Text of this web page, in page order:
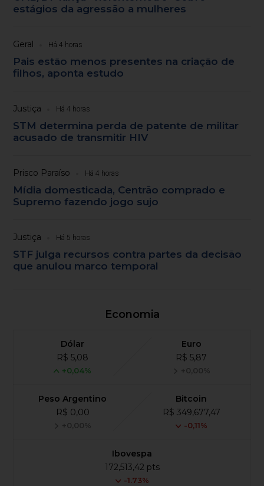
estágios da agressão a mulheres
Geral Há 4 horas
Pais estão menos presentes na criação de
filhos, aponta estudo
Justiça Há 4 horas
STM determina perda de patente de militar
acusado de transmitir HIV
Prisco Paraíso Há 4 horas
Mídia domesticada, Centrão comprado e
Supremo fazendo jogo sujo
Justiça Há 5 horas
STF julga recursos contra partes da decisão
que anulou marco temporal
Economia
Dólar
R$ 5,08
+0,04%
Euro
R$ 5,87
+0,00%
Peso Argentino
R$ 0,00
+0,00%
Bitcoin
R$ 349,677,47
-0,11%
Ibovespa
172,513,42 pts
-1.73%